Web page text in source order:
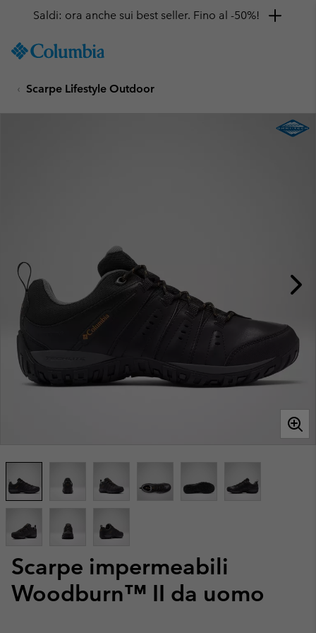
TO
SKIP
MAIN
Saldi: ora anche sui best seller. Fino al -50%!
Scarpe Lifestyle Outdoor
Scarpe impermeabili
Woodburn™ II da uomo